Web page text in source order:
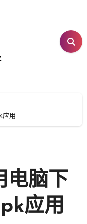
应用
电脑下
应用